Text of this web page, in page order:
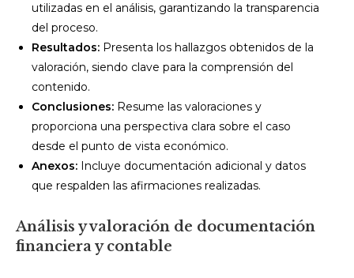
utilizadas en el análisis, garantizando la transparencia
del proceso.
Resultados: Presenta los hallazgos obtenidos de la
valoración, siendo clave para la comprensión del
contenido.
Conclusiones: Resume las valoraciones y
proporciona una perspectiva clara sobre el caso
desde el punto de vista económico.
Anexos: Incluye documentación adicional y datos
que respalden las afirmaciones realizadas.
Análisis y valoración de documentación
financiera y contable